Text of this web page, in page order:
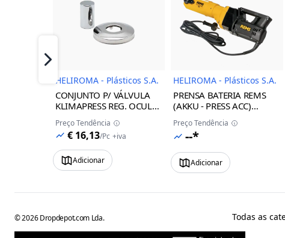
Imagem do Produto
HELIROMA - Plásticos S.A.
CONJUNTO P/ VÁLVULA
KLIMAPRESS REG. OCULTA
BRANCA 16/32 HELIROMA
Preço Tendência
€ 16,13/Pc +iva
Adicionar
Imagem do
HELIROMA - Plásticos S.A.
PRENSA BATERIA REMS
(AKKU - PRESS ACC)
HELIROMA
Preço Tendência
--*
Adicionar
Próximo
©2026 Dropdepot.com Lda. Todas as